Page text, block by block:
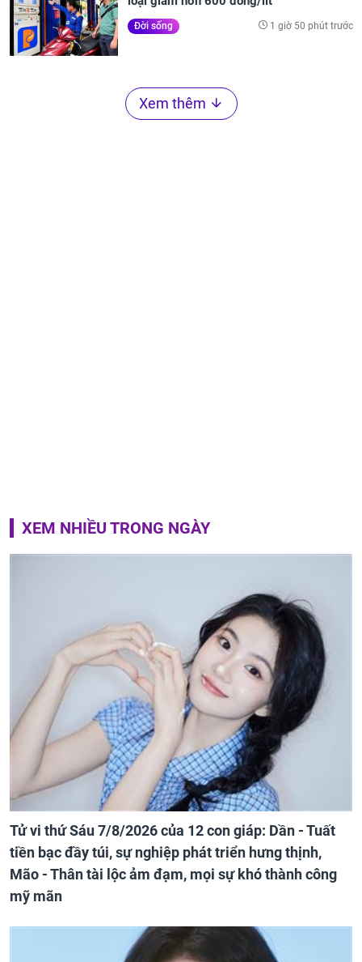
Đời sống 1 giờ 50 phút trước
Xem thêm
XEM NHIỀU TRONG NGÀY
Tử vi thứ Sáu 7/8/2026 của 12 con giáp: Dần - Tuất
tiền bạc đầy túi, sự nghiệp phát triển hưng thịnh,
Mão - Thân tài lộc ảm đạm, mọi sự khó thành công
mỹ mãn